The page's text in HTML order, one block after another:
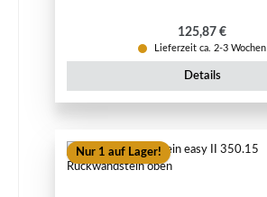
Regulärer Preis:
125,87 €
Lieferzeit ca. 2-3 Wochen
Details
Nur 1 auf Lager!